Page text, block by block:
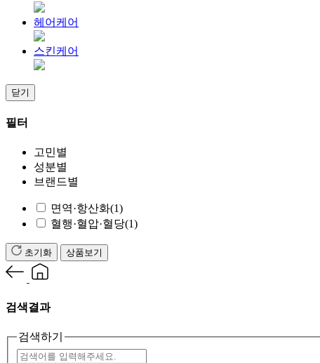
헤어케어
스킨케어
닫기
필터
고민별
성분별
브랜드별
면역·항산화(1)
혈행·혈압·혈당(1)
초기화 상품보기
검색결과
검색하기